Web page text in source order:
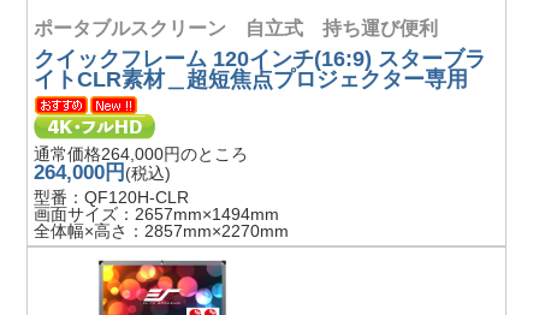
ポータブルスクリーン 自立式 持ち運び便利
クイックフレーム 120インチ(16:9) スターブラ
イトCLR素材＿超短焦点プロジェクター専用
通常価格264,000円のところ
264,000円 (税込)
型番：QF120H-CLR
画面サイズ：2657mm×1494mm
全体幅×高さ：2857mm×2270mm